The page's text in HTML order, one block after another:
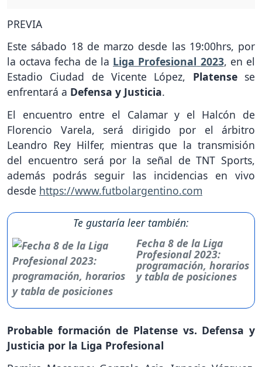
PREVIA
Este sábado 18 de marzo desde las 19:00hrs, por
la octava fecha de la Liga Profesional 2023, en el
Estadio Ciudad de Vicente López, Platense se
enfrentará a Defensa y Justicia.
El encuentro entre el Calamar y el Halcón de
Florencio Varela, será dirigido por el árbitro
Leandro Rey Hilfer, mientras que la transmisión
del encuentro será por la señal de TNT Sports,
además podrás seguir las incidencias en vivo
desde https://www.futbolargentino.com
Te gustaría leer también:
Fecha 8 de la Liga
Profesional 2023:
programación, horarios
y tabla de posiciones
Probable formación de Platense vs. Defensa y
Justicia por la Liga Profesional